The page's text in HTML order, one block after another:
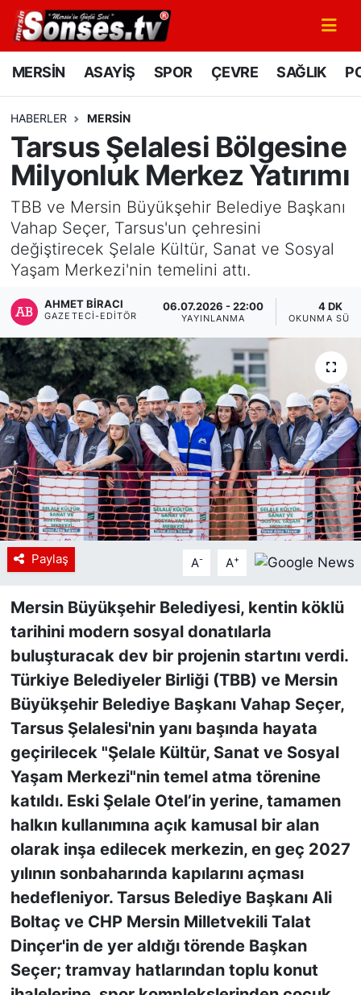
MERSİN ASAYİŞ SPOR ÇEVRE SAĞLIK
HABERLER MERSİN
Tarsus Şelalesi Bölgesine
Milyonluk Merkez Yatırımı
TBB ve Mersin Büyükşehir Belediye Başkanı
Vahap Seçer, Tarsus'un çehresini
değiştirecek Şelale Kültür, Sanat ve Sosyal
Yaşam Merkezi'nin temelini attı.
AHMET BIRACI
GAZETECI-EDITÖR
06.07.2026 - 22:00
YAYINLANMA
4 DK
OKUNMA
Paylaş A- A+
Mersin Büyükşehir Belediyesi, kentin köklü
tarihini modern sosyal donatılarla
buluşturacak dev bir projenin startını verdi.
Türkiye Belediyeler Birliği (TBB) ve Mersin
Büyükşehir Belediye Başkanı Vahap Seçer,
Tarsus Şelalesi'nin yanı başında hayata
geçirilecek "Şelale Kültür, Sanat ve Sosyal
Yaşam Merkezi"nin temel atma törenine
katıldı. Eski Şelale Otel’in yerine, tamamen
halkın kullanımına açık kamusal bir alan
olarak inşa edilecek merkezin, en geç 2027
yılının sonbaharında kapılarını açması
hedefleniyor. Tarsus Belediye Başkanı Ali
Boltaç ve CHP Mersin Milletvekili Talat
Dinçer'in de yer aldığı törende Başkan
Seçer; tramvay hatlarından toplu konut
MERSİN
SPOR
GÜNÜN MANŞETİ
DÜNYA
KÜLTÜR - SANAT
MAGAZİN
SAĞLIK
Siyaset
YEREL HABER
Haberde insan
Tanıtım
Mersin Nöbetçi Eczaneler
Mersin Namaz Vakitleri
Mersin Trafik Yoğunluk Haritası
Süper Lig Puan Durumu ve Fikstür
Tüm Manşetler
Son Dakika Haberleri
Haber Arşivi